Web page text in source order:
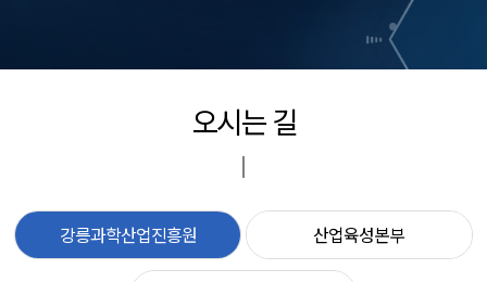
오시는 길
강릉과학산업진흥원 산업육성본부